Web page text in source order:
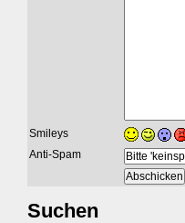
Smileys
Anti-Spam
Suchen